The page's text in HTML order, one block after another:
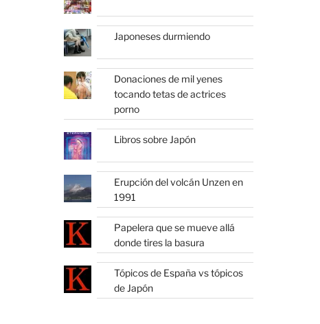
Japoneses durmiendo
Donaciones de mil yenes
tocando tetas de actrices
porno
Libros sobre Japón
Erupción del volcán Unzen en
1991
Papelera que se mueve allá
donde tires la basura
Tópicos de España vs tópicos
de Japón